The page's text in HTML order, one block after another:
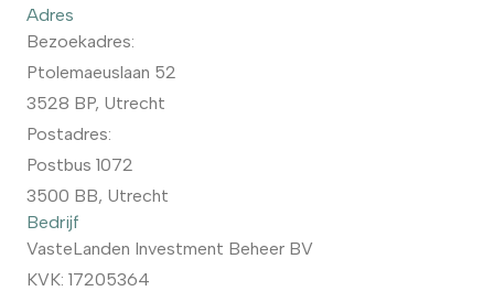
Adres
Bezoekadres:
Ptolemaeuslaan 52
3528 BP, Utrecht
Postadres:
Postbus 1072
3500 BB, Utrecht
Bedrijf
VasteLanden Investment Beheer BV
KVK: 17205364